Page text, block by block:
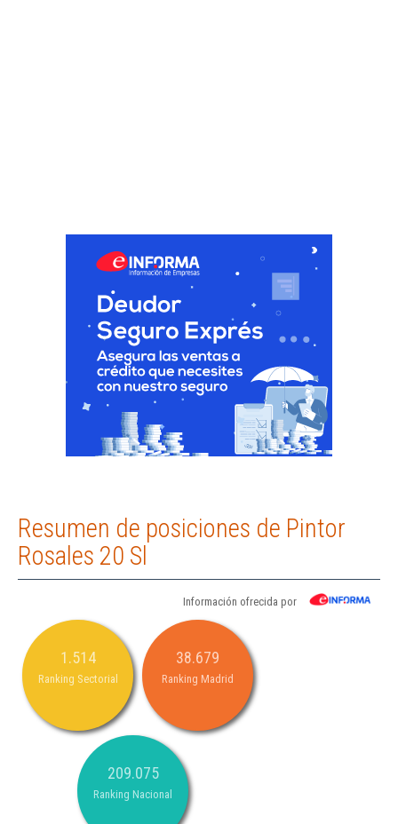
Resumen de posiciones de Pintor
Rosales 20 Sl
Información ofrecida por
1.514
Ranking Sectorial
38.679
Ranking Madrid
209.075
Ranking Nacional